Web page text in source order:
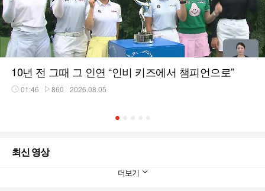
10년 전 그때 그 인연 “인비 키즈에서 챔피언으로”
01:46 860 2026.08.05
최신 영상
더보기